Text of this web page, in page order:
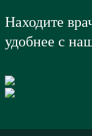
Находите
удобнее с